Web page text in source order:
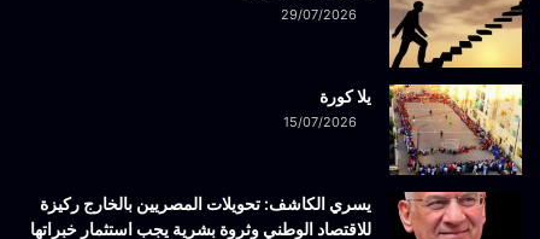
29/07/2026
يلا كورة
15/07/2026
يسري الكاشف: تحويلات المصريين بالخارج ركيزة
للاقتصاد الوطني وثروة بشرية يجب استثمار خبراتها